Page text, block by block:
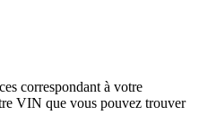
correspondant à votre
VIN que vous pouvez trouver